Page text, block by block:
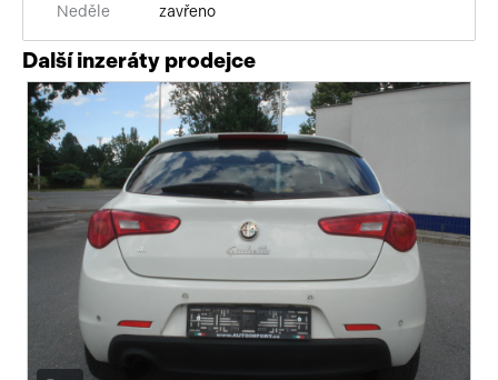
autorádio
nastavitelný volant
isofix
mlhovky
alu kola
el. sklopná zrcátka
el. okna
Neděle
zavřeno
Další inzeráty prodejce